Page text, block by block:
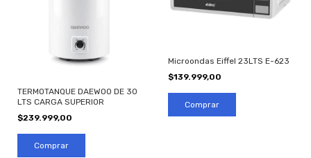
TERMOTANQUE DAEWOO DE 30
LTS CARGA SUPERIOR
$239.999,00
Microondas Eiffel 23LTS E-623
$139.999,00